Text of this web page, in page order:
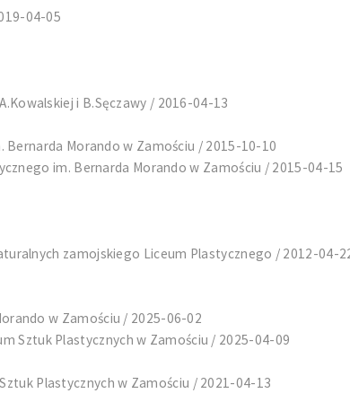
04-05
i B.Sęczawy / 2016-04-13
Morando w Zamościu / 2015-10-10
im. Bernarda Morando w Zamościu / 2015-04-15
zamojskiego Liceum Plastycznego / 2012-04-
w Zamościu / 2025-06-02
Sztuk Plastycznych w Zamościu / 2025-04-09
Plastycznych w Zamościu / 2021-04-13